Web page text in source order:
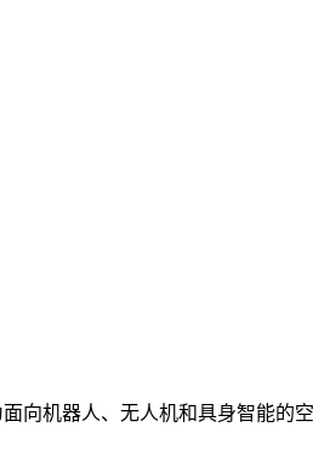
向机器人、无人机和具身智能的空